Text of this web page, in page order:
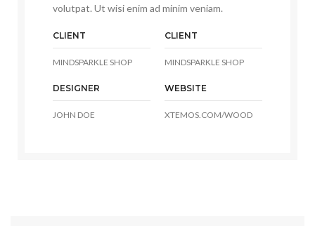
volutpat. Ut wisi enim ad minim veniam.
CLIENT
MINDSPARKLE SHOP
CLIENT
MINDSPARKLE SHOP
DESIGNER
JOHN DOE
WEBSITE
XTEMOS.COM/WOOD